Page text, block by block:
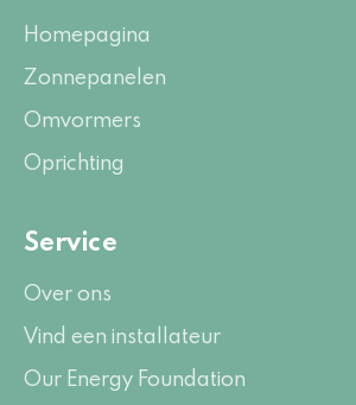
Homepagina
Zonnepanelen
Omvormers
Oprichting
Service
Over ons
Vind een installateur
Our Energy Foundation